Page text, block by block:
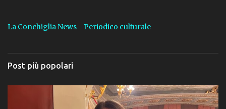
La Conchiglia News - Periodico culturale
Post più popolari